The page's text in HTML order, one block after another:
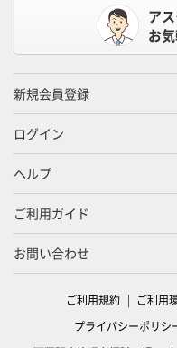
ア
お
新規会員登録
ログイン
ヘルプ
ご利用ガイド
お問い合わせ
ご利用規約 ご利用
プライバシーポリシ